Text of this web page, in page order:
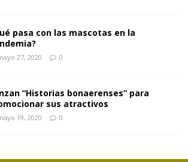
pasa con las mascotas en la
27, 2020 0
“Historias bonaerenses” para
sus atractivos
19, 2020 0